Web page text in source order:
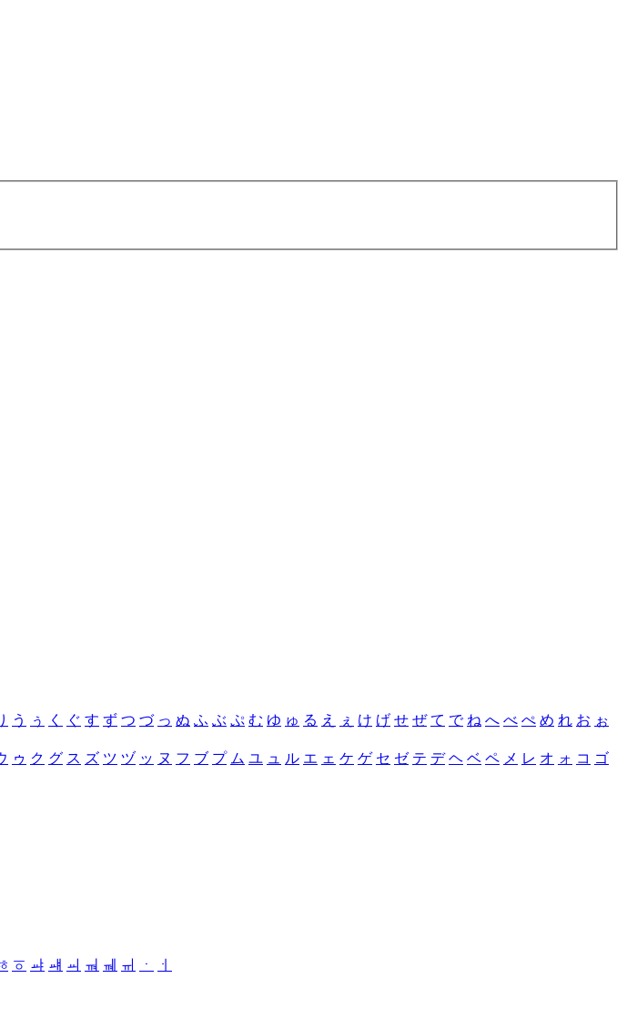
う ぅ く ぐ す ず つ づ っ ぬ ふ ぶ ぷ む ゆ ゅ る え ぇ け げ せ ぜ て で ね へ べ ぺ め れ お ぉ
ゥ ク グ ス ズ ツ ヅ ッ ヌ フ ブ プ ム ユ ュ ル エ ェ ケ ゲ セ ゼ テ デ ヘ ベ ペ メ レ オ ォ コ ゴ
ㆆ ㆇ ㆈ ㆉ ㆊ ㆋ ㆌ ㆍ
ㆎ